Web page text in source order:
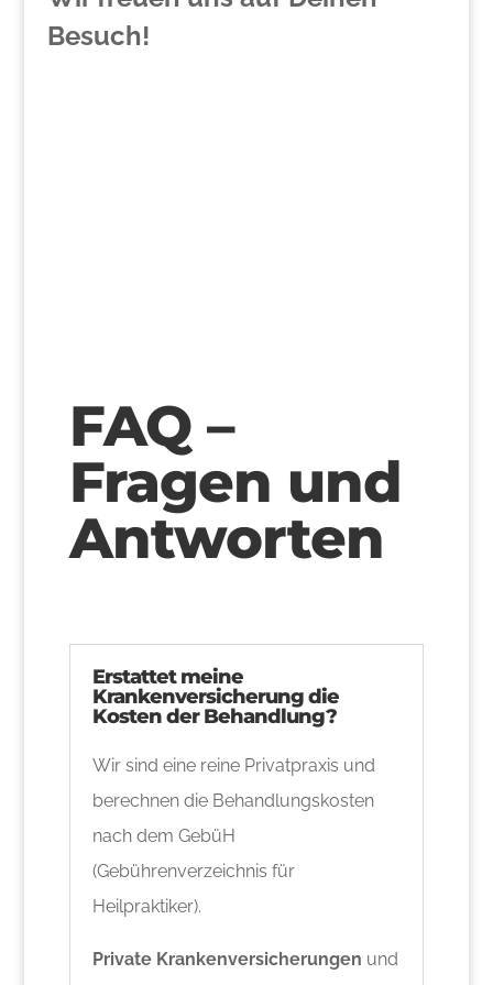
Besuch!
FAQ –
Fragen und
Antworten
Erstattet meine
Krankenversicherung die
Kosten der Behandlung?
Wir sind eine reine Privatpraxis und
berechnen die Behandlungskosten
nach dem GebüH
(Gebührenverzeichnis für
Heilpraktiker).
Private Krankenversicherungen und